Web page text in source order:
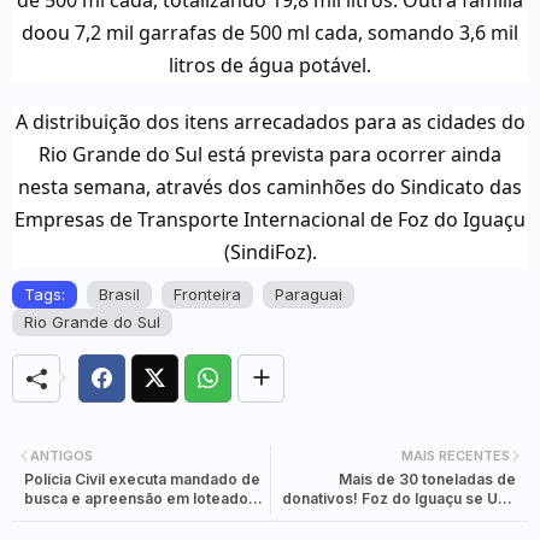
doou 7,2 mil garrafas de 500 ml cada, somando 3,6 mil
litros de água potável.
A distribuição dos itens arrecadados para as cidades do
Rio Grande do Sul está prevista para ocorrer ainda
nesta semana, através dos caminhões do Sindicato das
Empresas de Transporte Internacional de Foz do Iguaçu
(SindiFoz).
Tags: Brasil Fronteira
Paraguai
Rio Grande do Sul
MAIS RECENTES
Mais de 30 toneladas de
donativos! Foz do Iguaçu se Une
ANTIGOS
Polícia Civil executa mandado de
busca e apreensão em loteadora